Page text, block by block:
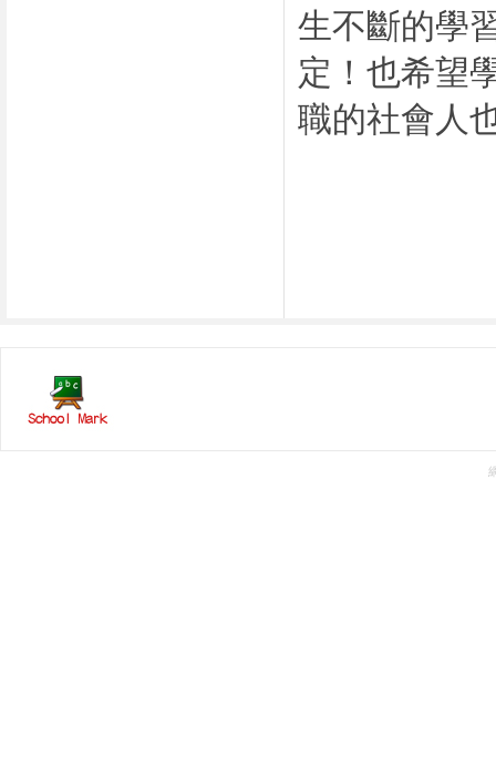
生不斷的學
定！也希望
職的社會人